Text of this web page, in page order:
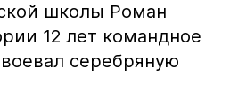
школы Роман
12 лет командное
серебряную